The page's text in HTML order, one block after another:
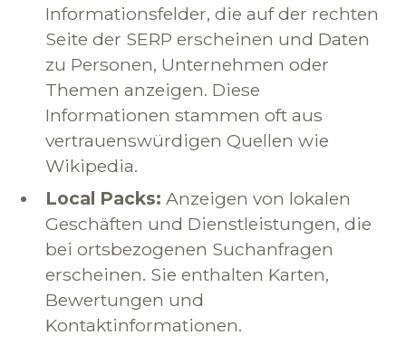
Informationsfelder, die auf der rechten
Seite der SERP erscheinen und Daten
zu Personen, Unternehmen oder
Themen anzeigen. Diese
Informationen stammen oft aus
vertrauenswürdigen Quellen wie
Wikipedia.
Local Packs: Anzeigen von lokalen
Geschäften und Dienstleistungen, die
bei ortsbezogenen Suchanfragen
erscheinen. Sie enthalten Karten,
Bewertungen und
Kontaktinformationen.